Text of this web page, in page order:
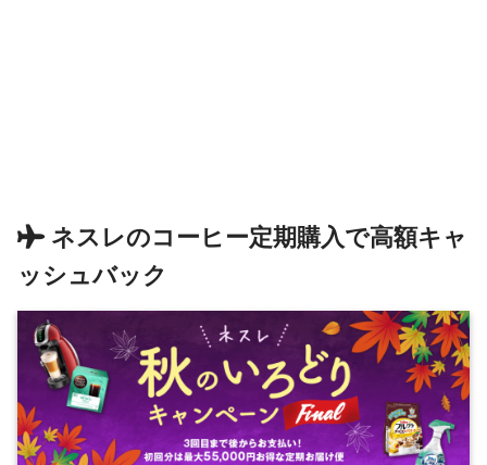
ネスレのコーヒー定期購入で高額キャ
ッシュバック